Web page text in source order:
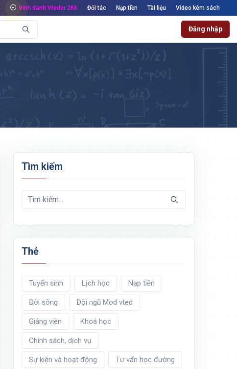
Vinh danh Vteder 2K6 Đối tác Nạp tiền Tài liệu Video kèm sách
Đăng nhập
Tìm kiếm
Thẻ
Tuyển sinh Lịch học Nạp tiền
Đời sống Đội ngũ Mod vted
Giảng viên Khoá học
Chính sách, dịch vụ
Sự kiện và hoạt động Tư vấn học đường